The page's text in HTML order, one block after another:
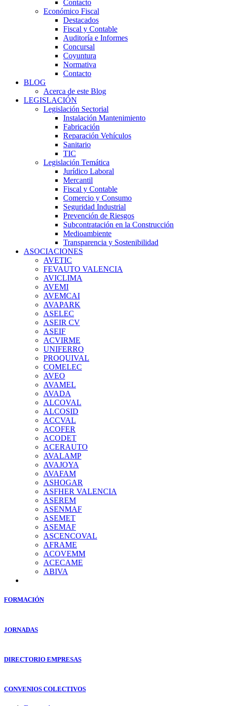
Contacto
Económico Fiscal
Destacados
Fiscal y Contable
Auditoría e Informes
Concursal
Coyuntura
Normativa
Contacto
BLOG
Acerca de este Blog
LEGISLACIÓN
Legislación Sectorial
Instalación Mantenimiento
Fabricación
Reparación Vehículos
Sanitario
TIC
Legislación Temática
Jurídico Laboral
Mercantil
Fiscal y Contable
Comercio y Consumo
Seguridad Industrial
Prevención de Riesgos
Subcontratación en la Construcción
Medioambiente
Transparencia y Sostenibilidad
ASOCIACIONES
AVETIC
FEVAUTO VALENCIA
AVICLIMA
AVEMI
AVEMCAI
AVAPARK
ASELEC
ASEIR CV
ASEIF
ACVIRME
UNIFERRO
PROQUIVAL
COMELEC
AVEO
AVAMEL
AVADA
ALCOVAL
ALCOSID
ACCVAL
ACOFER
ACODET
ACERAUTO
AVALAMP
AVAJOYA
AVAFAM
ASHOGAR
ASFHER VALENCIA
ASEREM
ASENMAF
ASEMET
ASEMAF
ASCENCOVAL
AFRAME
ACOVEMM
ACECAME
ABIVA
FORMACIÓN
JORNADAS
DIRECTORIO EMPRESAS
CONVENIOS COLECTIVOS